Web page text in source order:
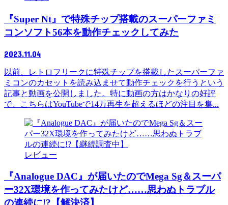
『Super Nt』で特殊チップ搭載のスーパーファミ
コンソフト56本を動作チェックしてみた
2023.11.04
以前、レトロフリークに特殊チップを搭載したスーパーファ
ミコンのカセットを読み込ませて動作チェックを行うという
記事と動画を公開しました。特に動画の方はかなりの好評
で、こちらはYouTubeで14万再生を超えるほどの注目を集...
レビュー
『Analogue DAC』が届いたのでMega Sg＆スーパ
ー32X環境を作ってみたけど……思わぬトラブル
の連続に!?【解決済】